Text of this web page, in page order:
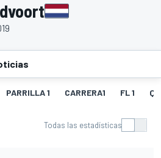
PARRILLA 1 CARRERA1 FL 1 Q1
Todas las estadísticas